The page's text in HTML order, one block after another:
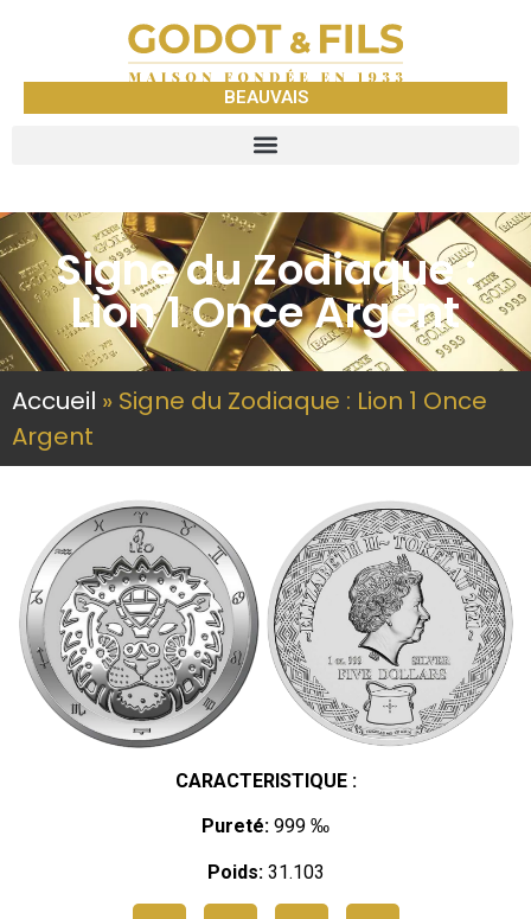
BEAUVAIS
Signe du Zodiaque :
Lion 1 Once Argent
Accueil » Signe du Zodiaque : Lion 1 Once
Argent
CARACTERISTIQUE :
Pureté: 999 ‰
Poids:31.103